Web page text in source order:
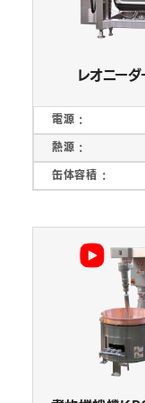
その他食品加工機械
MACHINES
豆煮釜・蜜漬釜
ENGINEERING
ーを開閉する
ーを開閉する
ーを開閉する
ーを開閉する
ーを開閉する
ーを開閉する
レオニー
電源 :
熱源 :
缶体容積 :